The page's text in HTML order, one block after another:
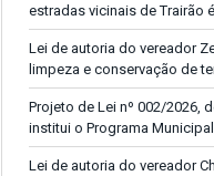
estradas vicinais de Trairão
Lei de autoria do vereador
limpeza e conservação de
Projeto de Lei nº 002/2026,
institui o Programa
Lei de autoria do vereador